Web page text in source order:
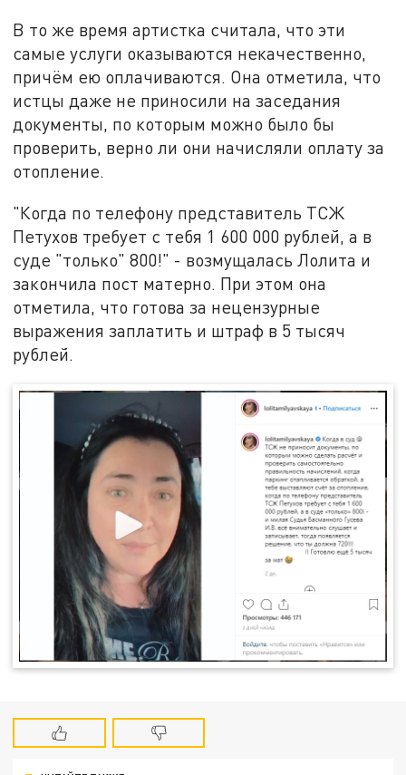
В то же время артистка считала, что эти
самые услуги оказываются некачественно,
причём ею оплачиваются. Она отметила, что
истцы даже не приносили на заседания
документы, по которым можно было бы
проверить, верно ли они начисляли оплату за
отопление.
"Когда по телефону представитель ТСЖ
Петухов требует с тебя 1 600 000 рублей, а в
суде "только" 800!" - возмущалась Лолита и
закончила пост матерно. При этом она
отметила, что готова за нецензурные
выражения заплатить и штраф в 5 тысяч
рублей.